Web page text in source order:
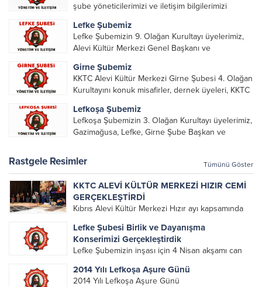
şube yöneticilerimizi ve iletişim bilgilerimizi
Lefke Şubemiz
Lefke Şubemizin 9. Olağan Kurultayı üyelerimiz,
Alevi Kültür Merkezi Genel Başkanı ve
katılımı ile gerçekleşti. Önceki dönemde görev
alarak emek veren, katkı koyan cümle canların...
Girne Şubemiz
KKTC Alevi Kültür Merkezi Girne Şubesi 4. Olağan
Kurultayını konuk misafirler, dernek üyeleri, KKTC
yönetim kurulu, şube başkanları ve yönetim
organlarının katılımıyla gerçekleşti....
Lefkoşa Şubemiz
Lefkoşa Şubemizin 3. Olağan Kurultayı üyelerimiz,
Gazimağusa, Lefke, Girne Şube Başkan ve
üyelerinin katılımı ile gerçekleşti. Önceki
dönemde görev alan, emek veren, katkı koyan...
Rastgele Resimler Tümünü Göster
KKTC ALEVİ KÜLTÜR MERKEZİ HIZIR CEMİ
GERÇEKLEŞTİRDİ
Kıbrıs Alevi Kültür Merkezi Hızır ayı kapsamında
Perşembe günü Atatürk Kültür Merkezi’nde yer
aldı. Alevilik inancında Hızır ayı ve Hızır ayının
önemiyle ilgili Kıbrıs...
Lefke Şubesi Birlik ve Dayanışma
Konserimizi Gerçekleştirdik
Lefke Şubemizin inşası için 4 Nisan akşamı can
gelen kıymetli sanatçımız Pınar Aydınlar’ın
2014 Yılı Lefkoşa Aşure Günü
2014 Yılı Lefkoşa Aşure Günü